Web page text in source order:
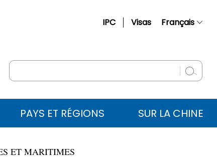
IPC Visas Français
English
Русский
Español
PAYS ET RÉGIONS SUR LA CHINE
ET MARITIMES